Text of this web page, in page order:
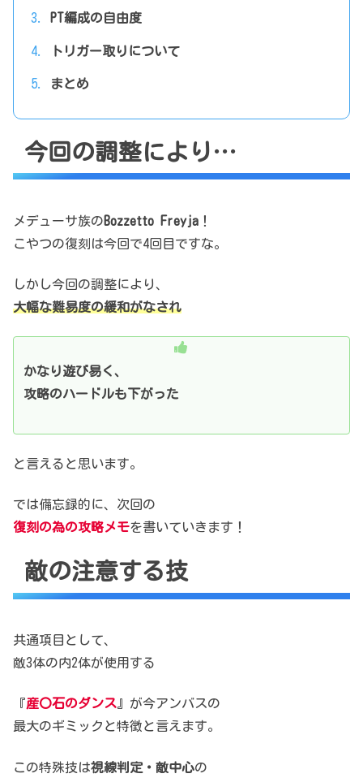
PT編成の自由度
トリガー取りについて
まとめ
今回の調整により…
メデューサ族のBozzetto Freyja ！
こやつの復刻は今回で4回目ですな。
しかし今回の調整により、
大幅な難易度の緩和がなされ
かなり遊び易く、
攻略のハードルも下がった
と言えると思います。
では備忘録的に、次回の
復刻の為の攻略メモを書いていきます！
敵の注意する技
共通項目として、
敵3体の内2体が使用する
『産〇石のダンス 』が今アンバスの
最大のギミックと特徴と言えます。
この特殊技は視線判定・敵中心の